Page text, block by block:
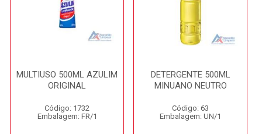
MULTIUSO 500ML AZULIM
ORIGINAL
Código: 1732
Embalagem: FR/1
DETERGENTE 500ML
MINUANO NEUTRO
Código: 63
Embalagem: UN/1